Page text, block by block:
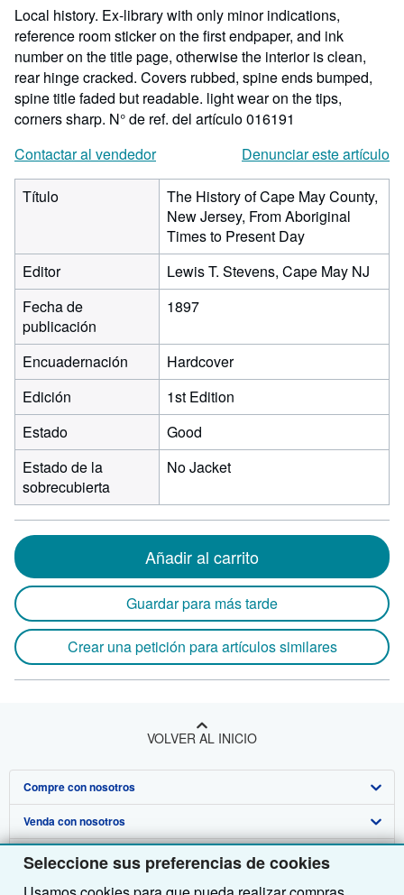
Seleccione sus preferencias de cookies
Local history. Ex-library with only minor indications,
reference room sticker on the first endpaper, and ink
number on the title page, otherwise the interior is clean,
rear hinge cracked. Covers rubbed, spine ends bumped,
spine title faded but readable. light wear on the tips,
corners sharp. N° de ref. del artículo 016191
Contactar al vendedor
Denunciar este artículo
Título
The History of Cape May County,
New Jersey, From Aboriginal
Times to Present Day
Editor
Lewis T. Stevens, Cape May NJ
Fecha de
publicación
1897
Encuadernación
Hardcover
Edición
1st Edition
Estado
Good
Estado de la
sobrecubierta
No Jacket
Añadir al carrito
Guardar para más tarde
Crear una petición para artículos similares
VOLVER AL INICIO
Compre con nosotros
Búsqueda avanzada
Colecciones
Mi cuenta
Venda con nosotros
Comenzar a vender
Únase a nuestro programa de afiliados
Sobre nosotros
Sobre IberLibro
Obtener Ayuda